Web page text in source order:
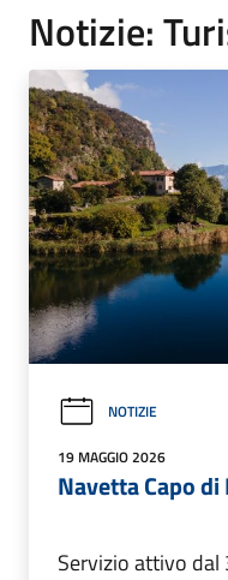
Notizie:
NOTIZIE
19 MAGGIO 2026
Navetta Capo
Servizio attivo dal